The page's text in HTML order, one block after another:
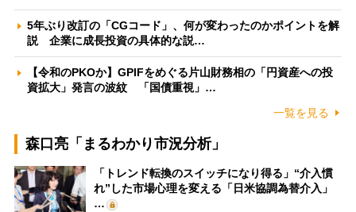
5年ぶり改訂の「CGコード」、何が変わったのかポイントを解
説 企業に成長投資の具体的な説…
【令和のPKOか】GPIFをめぐる片山財務相の「円資産への投
資拡大」発言の波紋 「国債重視」…
一覧を見る
森口亮「まるわかり市況分析」
「トレンド転換のスイッチになり得る」“介入慣
れ”した市場心理を変える「日米協調為替介入」
…